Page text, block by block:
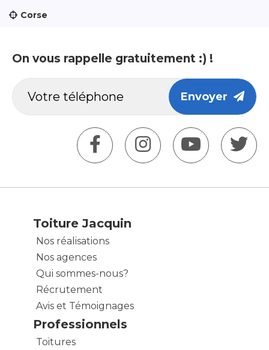
Corse
On vous rappelle gratuitement :) !
Envoyer
Toiture Jacquin
Nos réalisations
Nos agences
Qui sommes-nous?
Récrutement
Avis et Témoignages
Professionnels
Toitures